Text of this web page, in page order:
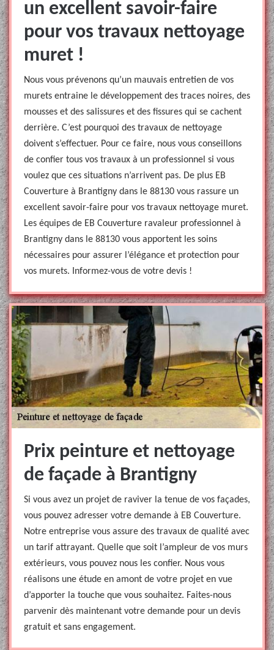
un excellent savoir-faire
pour vos travaux nettoyage
muret !
Nous vous prévenons qu’un mauvais entretien de vos
murets entraine le développement des traces noires, des
mousses et des salissures et des fissures qui se cachent
derrière. C’est pourquoi des travaux de nettoyage
doivent s’effectuer. Pour ce faire, nous vous conseillons
de confier tous vos travaux à un professionnel si vous
voulez que ces situations n’arrivent pas. De plus EB
Couverture à Brantigny dans le 88130 vous rassure un
excellent savoir-faire pour vos travaux nettoyage muret.
Les équipes de EB Couverture ravaleur professionnel à
Brantigny dans le 88130 vous apportent les soins
nécessaires pour assurer l’élégance et protection pour
vos murets. Informez-vous de votre devis !
Prix peinture et nettoyage
de façade à Brantigny
Si vous avez un projet de raviver la tenue de vos façades,
vous pouvez adresser votre demande à EB Couverture.
Notre entreprise vous assure des travaux de qualité avec
un tarif attrayant. Quelle que soit l’ampleur de vos murs
extérieurs, vous pouvez nous les confier. Nous vous
réalisons une étude en amont de votre projet en vue
d’apporter la touche que vous souhaitez. Faites-nous
parvenir dès maintenant votre demande pour un devis
gratuit et sans engagement.